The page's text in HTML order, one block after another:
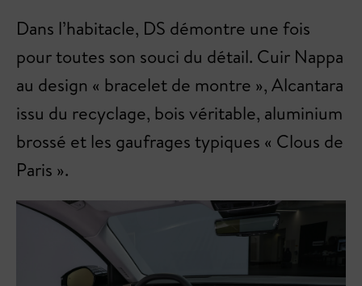
Dans l’habitacle, DS démontre une fois
pour toutes son souci du détail. Cuir Nappa
au design « bracelet de montre », Alcantara
issu du recyclage, bois véritable, aluminium
brossé et les gaufrages typiques « Clous de
Paris ».